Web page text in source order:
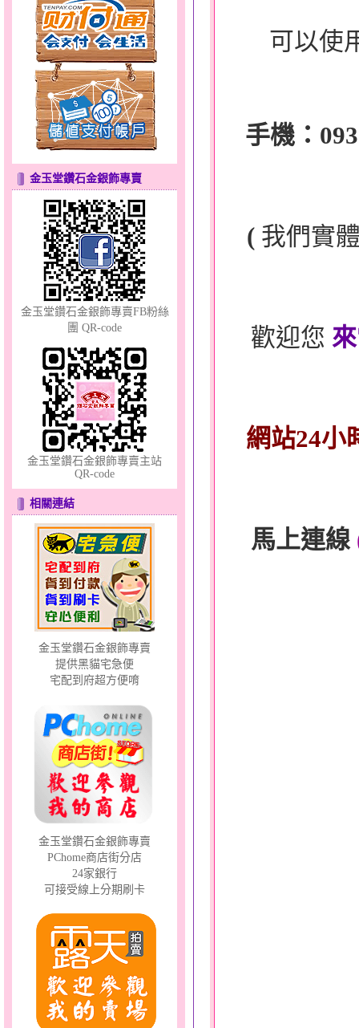
幸福洋溢～金銀鋼套鍊
彩蝶倩影～金銀鋼套鍊
天真Rody～金銀鋼套鍊
只愛你～男黃金戒指
金玉堂鑽石金銀飾專賣
金玉堂鑽石金銀飾專賣FB粉絲
團 QR-code
金玉堂鑽石金銀飾專賣主站
QR-code
相關連結
金玉堂鑽石金銀飾專賣
提供黑貓宅急便
宅配到府超方便唷
金玉堂鑽石金銀飾專賣
PChome商店街分店
24家銀行
可接受線上分期刷卡
可以使
手機：
( 我們實
歡迎您
網站24小
馬上連線